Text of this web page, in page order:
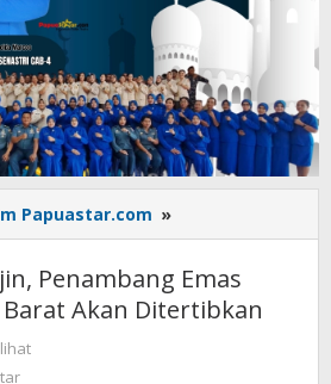
Papuastar.com »
Tak
Ijin,
Penambang
Penambang Emas
Barat Akan Ditertibkan